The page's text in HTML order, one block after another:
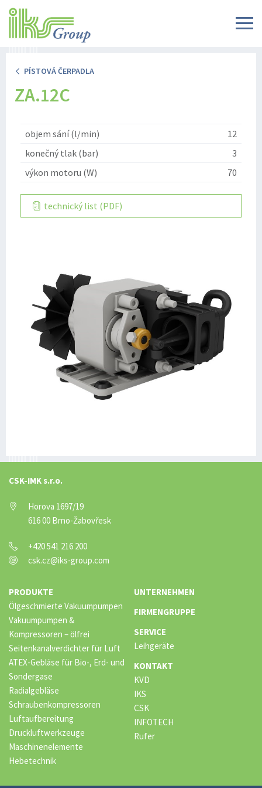
PÍSTOVÁ ČERPADLA
ZA.12C
objem sání (l/min)
12
konečný tlak (bar)
3
výkon motoru (W)
70
technický list (PDF)
CSK-IMK s.r.o.
Horova 1697/19
616 00 Brno-Žabovřesk
+420 541 216 200
csk.cz@iks-group.com
PRODUKTE
Ölgeschmierte Vakuumpumpen
Vakuumpumpen &
Kompressoren – ölfrei
Seitenkanalverdichter für Luft
ATEX-Gebläse für Bio-, Erd- und
Sondergase
Radialgebläse
Schraubenkompressoren
Luftaufbereitung
Druckluftwerkzeuge
Maschinenelemente
Hebetechnik
UNTERNEHMEN
FIRMENGRUPPE
SERVICE
Leihgeräte
KONTAKT
KVD
IKS
CSK
INFOTECH
Rufer